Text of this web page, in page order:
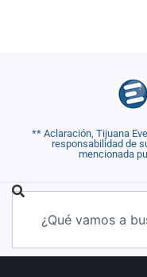
** Aclaración, Tijuana
responsabilidad de
mencionada